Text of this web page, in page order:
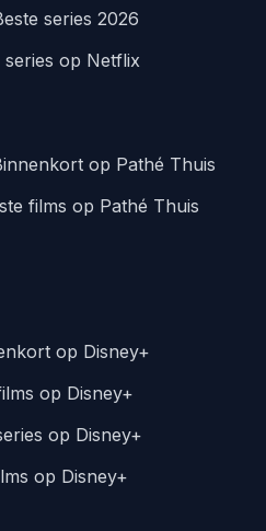
series 2026
series op Netflix
op Pathé Thuis
films op Pathé Thuis
op Disney+
op Disney+
op Disney+
op Disney+